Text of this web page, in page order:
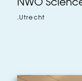
NWO
. Utrecht